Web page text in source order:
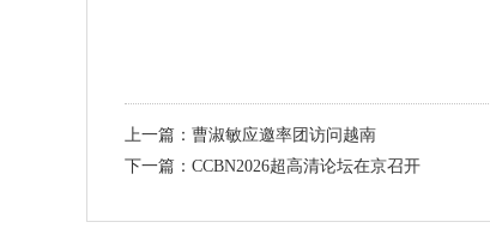
上一篇：曹淑敏应邀率团访问越南
下一篇：CCBN2026超高清论坛在京召开